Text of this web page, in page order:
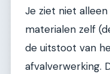
Je ziet niet
materialen zelf
de uitstoot van
afvalverwerking.